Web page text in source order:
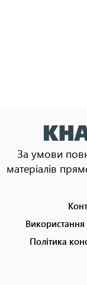
За умови
матеріалів
menuВикористання
Політика